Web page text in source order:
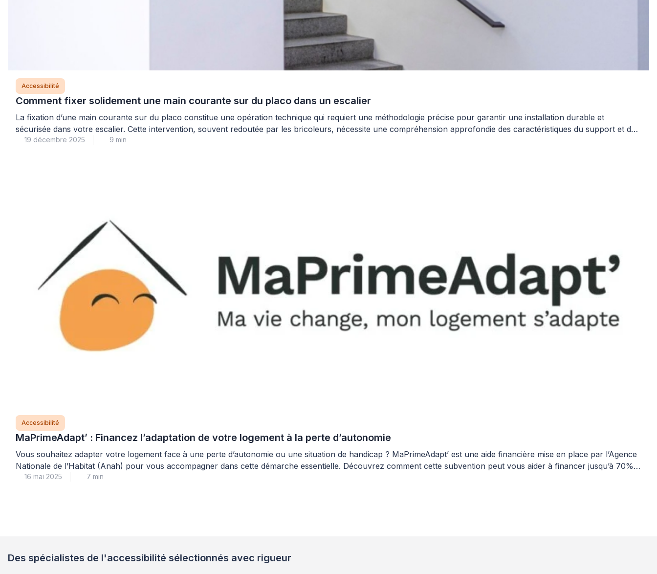
Accessibilité
Comment fixer solidement une main courante sur du placo dans un escalier
La fixation d’une main courante sur du placo constitue une opération technique qui requiert une méthodologie précise pour garantir une installation durable et
sécurisée dans votre escalier. Cette intervention, souvent redoutée par les bricoleurs, nécessite une compréhension approfondie des caractéristiques du support et des
solutions d’ancrage appropriées. En effet, les plaques de plâtre présentent des […]
19 décembre 2025 9 min
Accessibilité
MaPrimeAdapt’ : Financez l’adaptation de votre logement à la perte d’autonomie
Vous souhaitez adapter votre logement face à une perte d’autonomie ou une situation de handicap ? MaPrimeAdapt’ est une aide financière mise en place par l’Agence
Nationale de l’Habitat (Anah) pour vous accompagner dans cette démarche essentielle. Découvrez comment cette subvention peut vous aider à financer jusqu’à 70%
de vos travaux d’adaptation et comment nos […]
16 mai 2025 7 min
Des spécialistes de l'accessibilité sélectionnés avec rigueur